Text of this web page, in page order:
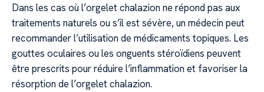
Dans les cas où l’orgelet chalazion ne répond pas aux
traitements naturels ou s’il est sévère, un médecin peut
recommander l’utilisation de médicaments topiques. Les
gouttes oculaires ou les onguents stéroïdiens peuvent
être prescrits pour réduire l’inflammation et favoriser la
résorption de l’orgelet chalazion.